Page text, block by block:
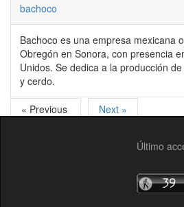
bachoco
Bachoco es una empresa mexicana
Obregón en Sonora, con presencia
Unidos. Se dedica a la producción
y cerdo.
« Previous Next »
Último